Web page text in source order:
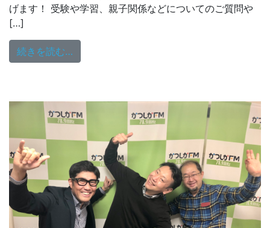
げます！ 受験や学習、親子関係などについてのご質問や
[…]
続きを読む…